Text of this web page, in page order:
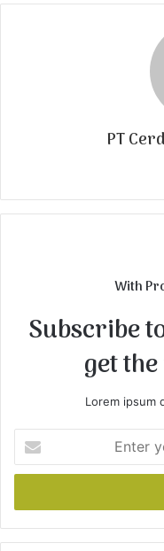
PT
With
Subscribe
get
Lorem ipsum
t
r
y